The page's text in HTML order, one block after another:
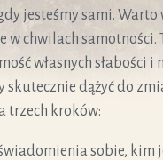
jesteśmy sami. Warto
w chwilach samotności.
własnych słabości i
skutecznie dążyć do
trzech kroków:
sobie, kim